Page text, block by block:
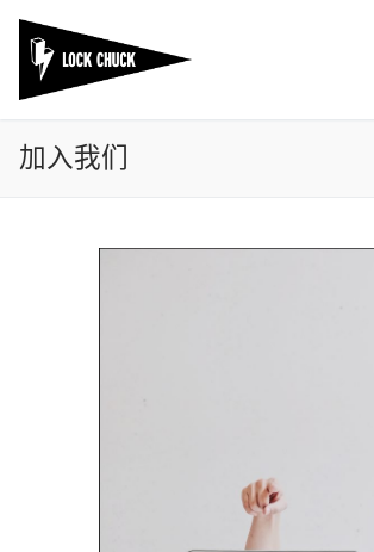
Skip
content
加入我们